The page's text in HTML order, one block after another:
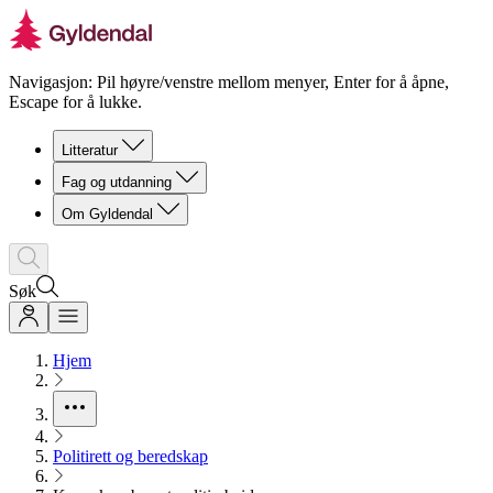
Navigasjon: Pil høyre/venstre mellom menyer, Enter for å åpne,
Escape for å lukke.
Litteratur
Fag og utdanning
Om Gyldendal
Søk
Hjem
Politirett og beredskap